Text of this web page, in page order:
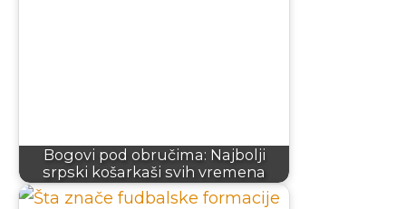
Bogovi pod obručima: Najbolji
srpski košarkaši svih vremena